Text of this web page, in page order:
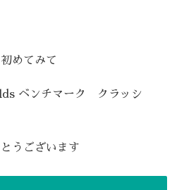
めてみて
ベンチマーク クラッシ
うございます